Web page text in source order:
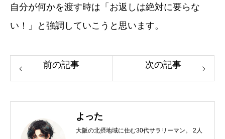
自分が何かを渡す時は「お返しは絶対に要らな
い！」と強調していこうと思います。
前の記事 次の記事
よった
大阪の北摂地域に住む30代サラリーマン。 2人